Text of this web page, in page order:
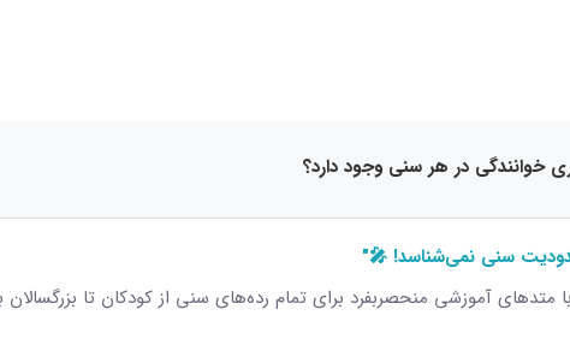
سنی نمی‌شناسد! 🎤"
متدهای آموزشی منحصربفرد برای تمام رده‌های سنی از کودکان تا